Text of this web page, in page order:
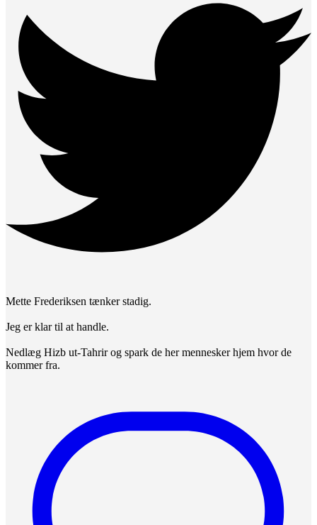
Mette Frederiksen tænker stadig.
Jeg er klar til at handle.
Nedlæg Hizb ut-Tahrir og spark de her mennesker hjem hvor de
kommer fra.